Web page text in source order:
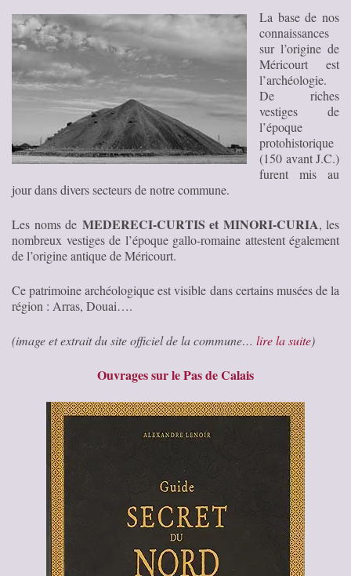
La base de nos
connaissances
sur l’origine de
Méricourt est
l’archéologie.
De riches
vestiges de
l’époque
protohistorique
(150 avant J.C.)
furent mis au
jour dans divers secteurs de notre commune.
Les noms de MEDERECI-CURTIS et MINORI-CURIA, les
nombreux vestiges de l’époque gallo-romaine attestent également
de l’origine antique de Méricourt.
Ce patrimoine archéologique est visible dans certains musées de la
région : Arras, Douai….
(image et extrait du site officiel de la commune… lire la suite)
Ouvrages sur le Pas de Calais